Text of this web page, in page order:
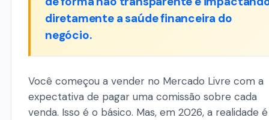
diretamente a saúde financeira do
negócio.
Você começou a vender no Mercado Livre com a
expectativa de pagar uma comissão sobre cada
venda. Isso é o básico. Mas, em 2026, a realidade é